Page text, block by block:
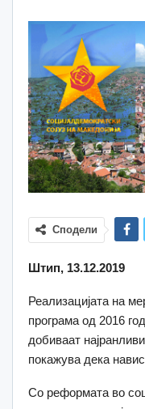
Сподели
Штип, 13.12.2019
Реализацијата на
програма од 2016
добиваат
покажува дека
Со реформата во